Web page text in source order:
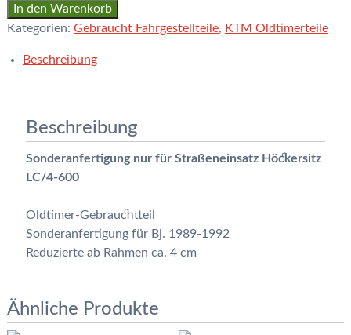
Höckersitzbank
LC/4
Menge
In den Warenkorb
Kategorien: Gebraucht Fahrgestellteile, KTM Oldtimerteile
Beschreibung
Beschreibung
Sonderanfertigung nur für Straßeneinsatz Höckersitz
LC/4-600
Oldtimer-Gebrauchtteil
Sonderanfertigung für Bj. 1989-1992
Reduzierte ab Rahmen ca. 4 cm
Ähnliche Produkte